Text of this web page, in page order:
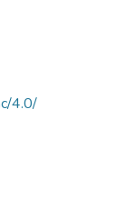
4.0/